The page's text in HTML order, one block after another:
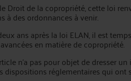
Droit de la copropriété, cette loi
à des ordonnances à venir.
ans après la loi ELAN, il est
en matière de copropriété.
n'a pas pour objet de dresser
dispositions réglementaires qui ont